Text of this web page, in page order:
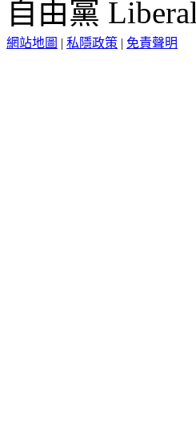
自由黨
網站地圖 | 私隱政策 | 免責聲明